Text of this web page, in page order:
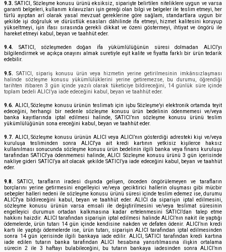
9.3. SATICI, Sözleşme konusu ürünü eksiksiz, siparişte belirtilen niteliklere uygun ve varsa
garanti belgeleri, kullanım kılavuzları işin gereği olan bilgi ve belgeler ile teslim etmeyi, her
türlü ayıptan arî olarak yasal mevzuat gereklerine göre sağlam, standartlara uygun bir
şekilde işi doğruluk ve dürüstlük esasları dâhilinde ifa etmeyi, hizmet kalitesini koruyup
yükseltmeyi, işin ifası sırasında gerekli dikkat ve özeni göstermeyi, ihtiyat ve öngörü ile
hareket etmeyi kabul, beyan ve taahhüt eder.
9.4. SATICI, sözleşmeden doğan ifa yükümlülüğünün süresi dolmadan ALICI’yı
bilgilendirmek ve açıkça onayını almak suretiyle eşit kalite ve fiyatta farklı bir ürün tedarik
edebilir.
9.5.
SATICI, sipariş konusu ürün veya hizmetin yerine getirilmesinin imkânsızlaşması
halinde sözleşme konusu yükümlülüklerini yerine getiremezse, bu durumu, öğrendiği
tarihten itibaren 3 gün içinde yazılı olarak tüketiciye bildireceğini, 14 günlük süre içinde
toplam bedeli ALICI’ya iade edeceğini kabul, beyan ve taahhüt eder.
9.6. ALICI, Sözleşme konusu ürünün teslimatı için işbu Sözleşme’yi elektronik ortamda teyit
edeceğini, herhangi bir nedenle sözleşme konusu ürün bedelinin ödenmemesi ve/veya
banka kayıtlarında iptal edilmesi halinde, SATICI’nın sözleşme konusu ürünü teslim
yükümlülüğünün sona ereceğini kabul, beyan ve taahhüt eder.
9.7. ALICI, Sözleşme konusu ürünün ALICI veya ALICI’nın gösterdiği adresteki kişi ve/veya
kuruluşa tesliminden sonra ALICI'ya ait kredi kartının yetkisiz kişilerce haksız
kullanılması sonucunda sözleşme konusu ürün bedelinin ilgili banka veya finans kuruluşu
tarafından SATICI'ya ödenmemesi halinde, ALICI Sözleşme konusu ürünü 3 gün içerisinde
nakliye gideri SATICI’ya ait olacak şekilde SATICI’ya iade edeceğini kabul, beyan ve taahhüt
eder.
9.8. SATICI, tarafların iradesi dışında gelişen, önceden öngörülemeyen ve tarafların
borçlarını yerine getirmesini engelleyici ve/veya geciktirici hallerin oluşması gibi mücbir
sebepler halleri nedeni ile sözleşme konusu ürünü süresi içinde teslim edemez ise, durumu
ALICI'ya bildireceğini kabul, beyan ve taahhüt eder. ALICI da siparişin iptal edilmesini,
sözleşme konusu ürünün varsa emsali ile değiştirilmesini ve/veya teslimat süresinin
engelleyici durumun ortadan kalkmasına kadar ertelenmesini SATICI’dan talep etme
hakkını haizdir. ALICI tarafından siparişin iptal edilmesi halinde ALICI’nın nakit ile yaptığı
ödemelerde, ürün tutarı 14 gün içinde kendisine nakden ve defaten ödenir. ALICI’nın kredi
kartı ile yaptığı ödemelerde ise, ürün tutarı, siparişin ALICI tarafından iptal edilmesinden
sonra 14 gün içerisinde ilgili bankaya iade edilir. ALICI, SATICI tarafından kredi kartına
iade edilen tutarın banka tarafından ALICI hesabına yansıtılmasına ilişkin ortalama
sürecin 2 ile 3 haftayı bulabileceğini, bu tutarın bankaya iadesinden sonra ALICI’nın